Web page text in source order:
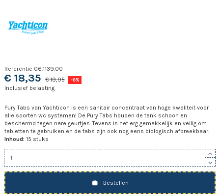
Referentie 06.1139.00
€ 18,35 € 19,95 -8%
Inclusief belasting
Pury Tabs van Yachticon is een sanitair concentraat van hoge kwaliteit voor
alle soorten wc systemen! De Pury Tabs houden de tank schoon en
beschermd tegen nare geurtjes. Tevens is het erg gemakkelijk en veilig om
tabletten te gebruiken en de tabs zijn ook nog eens biologisch afbreekbaar.
Inhoud: 15 stuks
Bestellen